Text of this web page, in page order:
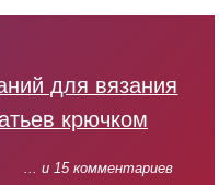
для вязания
крючком
... и 15 комментариев